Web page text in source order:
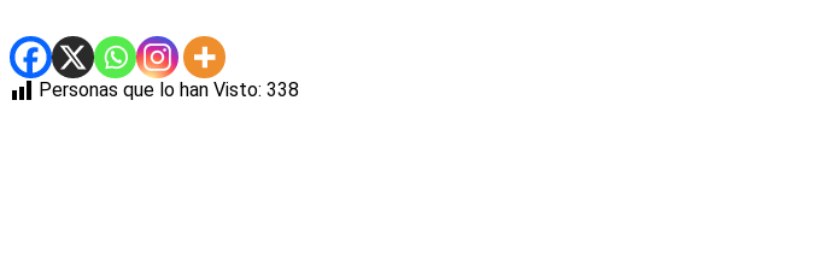
Personas que lo han Visto: 338